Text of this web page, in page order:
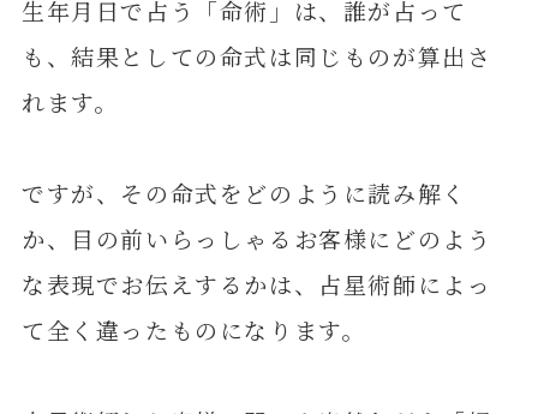
生年月日で占う「命術」は、誰が占って
も、結果としての命式は同じものが算出さ
れます。
ですが、その命式をどのように読み解く
か、目の前いらっしゃるお客様にどのよう
な表現でお伝えするかは、占星術師によっ
て全く違ったものになります。